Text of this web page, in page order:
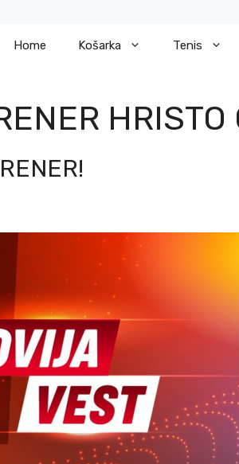
Home Košarka Tenis
HRISTO